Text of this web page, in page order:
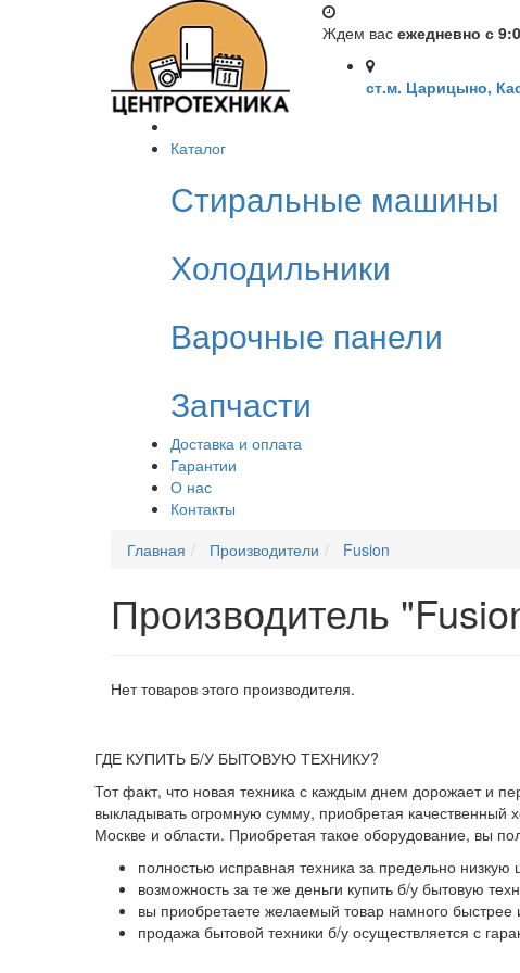
Ждем вас ежедневно с
ст.м. Царицыно,
Каталог
Стиральные машины
Холодильники
Варочные панели
Запчасти
Доставка и оплата
Гарантии
О нас
Контакты
Главная Производители Fusion
Производитель
Нет товаров этого производителя.
ГДЕ КУПИТЬ Б/У БЫТОВУЮ ТЕХНИКУ?
Тот факт, что новая техника с каждым днем дорожает и
выкладывать огромную сумму, приобретая
Москве и области. Приобретая такое оборудование, вы
полностью исправная техника за предельно низкую
возможность за те же деньги купить б/у бытовую
вы приобретаете желаемый товар намного быстрее
продажа бытовой техники б/у осуществляется с